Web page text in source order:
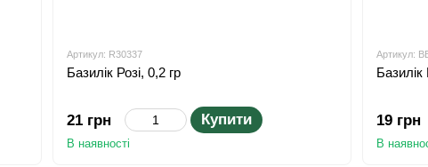
Артикул: R30337
Базилік Розі, 0,2 гр
21 грн Купити
В наявності
Артикул:
Базилік
19 грн
В